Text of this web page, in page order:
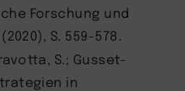
Forschung und
S. 559-578.
S.; Gusset-
in